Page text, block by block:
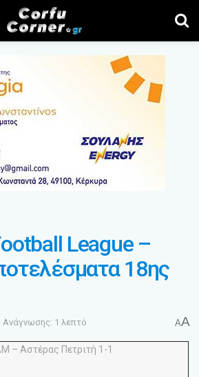
League –
18ης
Ανάγνωσης: 1 λεπτό AA